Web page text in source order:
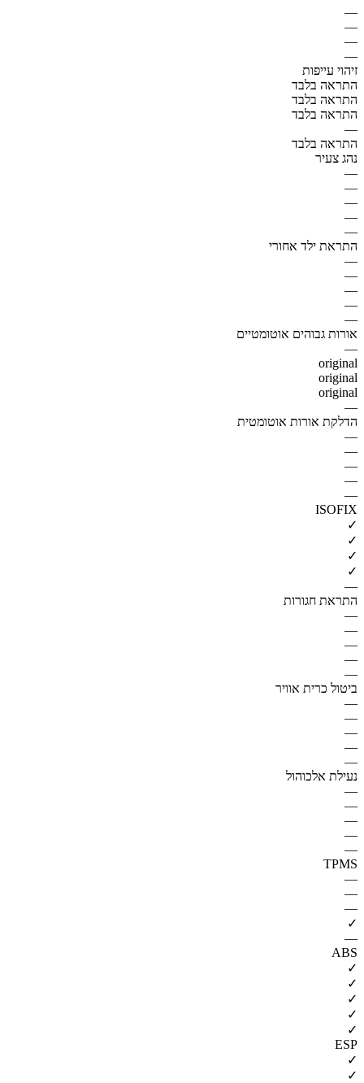
—
—
—
—
זיהוי עייפות
התראה בלבד
התראה בלבד
התראה בלבד
—
התראה בלבד
נהג צעיר
—
—
—
—
—
התראת ילד אחורי
—
—
—
—
—
אורות גבוהים אוטומטיים
—
original
original
original
—
הדלקת אורות אוטומטית
—
—
—
—
—
ISOFIX
✓
✓
✓
✓
—
התראת חגורות
—
—
—
—
—
ביטול כרית אוויר
—
—
—
—
—
נעילת אלכוהול
—
—
—
—
—
TPMS
—
—
—
✓
—
ABS
✓
✓
✓
✓
✓
ESP
✓
✓